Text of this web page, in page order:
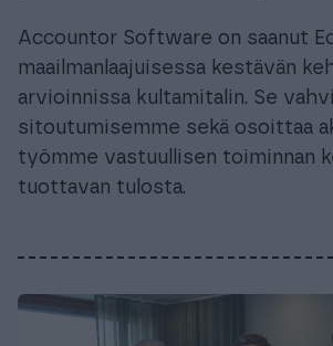
Accountor Software on saanut
maailmanlaajuisessa kestävän
arvioinnissa kultamitalin. Se
sitoutumisemme sekä osoittaa
työmme vastuullisen toiminnan
tuottavan tulosta.